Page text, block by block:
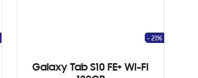
Galaxy Tab S10 FE+ WI-FI
- 21%